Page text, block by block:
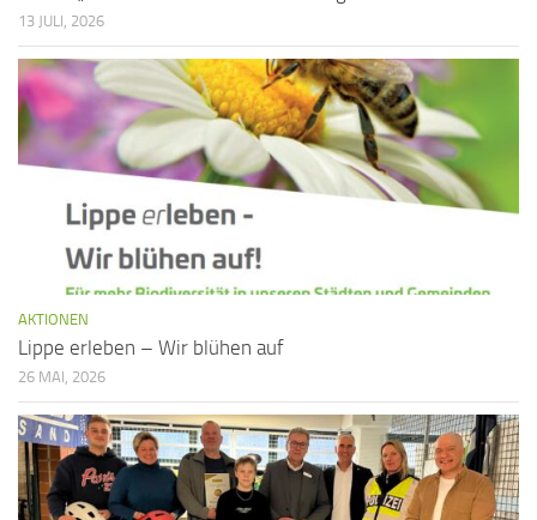
13 JULI, 2026
AKTIONEN
Lippe erleben – Wir blühen auf
26 MAI, 2026